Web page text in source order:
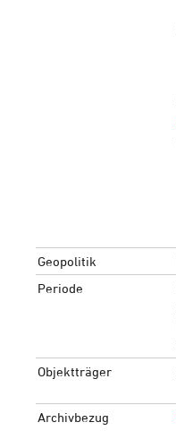
Geopolitik
Periode
Objektträger
Archivbezug